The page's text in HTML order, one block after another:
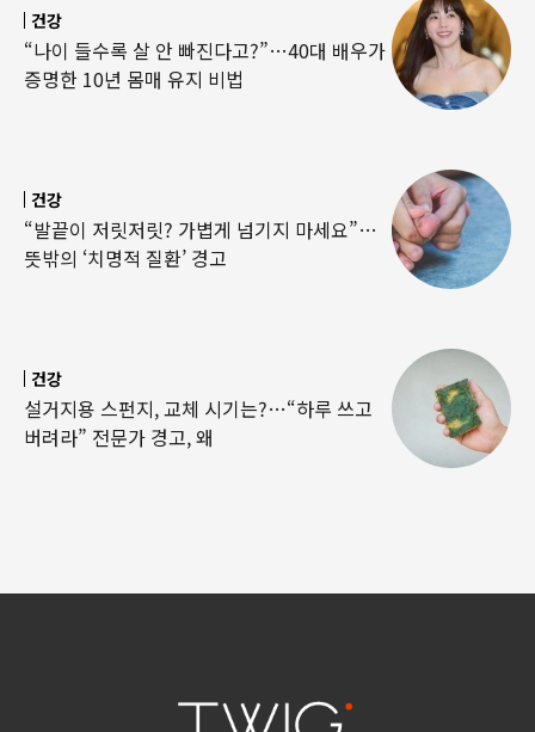
건강
“나이 들수록 살 안 빠진다고?”…40대 배우가
증명한 10년 몸매 유지 비법
건강
“발끝이 저릿저릿? 가볍게 넘기지 마세요”…
뜻밖의 ‘치명적 질환’ 경고
건강
설거지용 스펀지, 교체 시기는?…“하루 쓰고
버려라” 전문가 경고, 왜